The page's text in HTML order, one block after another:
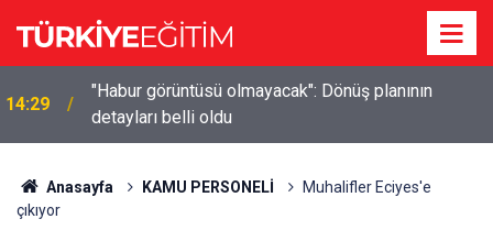
14:29
"Habur görüntüsü olmayacak": Dönüş planının
detayları belli oldu
Anasayfa KAMU PERSONELİ
Muhalifler Eciyes'e
çıkıyor